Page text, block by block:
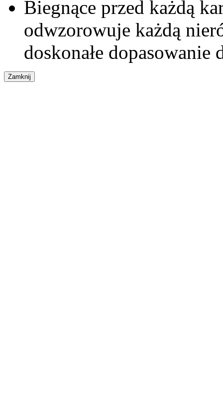
Biegnące przed każdą
odwzorowuje każdą
doskonałe dopasowanie
Zamknij